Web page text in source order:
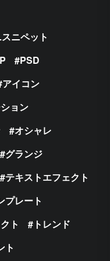
ニペット
PSD
アイコン
ョン
オシャレ
グランジ
テキストエフェクト
プレート
ト
トレンド
ト